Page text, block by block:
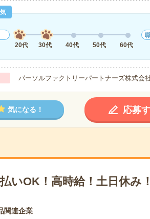
20代
30代 40代 50代 60代
パーソルファクトリーパートナーズ株式会
気になる！ 応募
いOK！高時給！土日休み
関連企業